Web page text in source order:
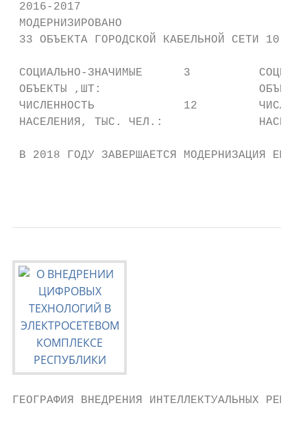
2016-2017
МОДЕРНИЗИРОВАНО
33 ОБЪЕКТА ГОРОДСКОЙ КАБЕЛЬНОЙ СЕТИ 10 КВ
СОЦИАЛЬНО-ЗНАЧИМЫЕ      3
ОБЪЕКТЫ ,ШТ:
ЧИСЛЕННОСТЬ             12
НАСЕЛЕНИЯ, ТЫС. ЧЕЛ.:
В 2018 ГОДУ ЗАВЕРШАЕТСЯ МОДЕРНИЗАЦИЯ ЕЩЁ
ГЕОГРАФИЯ ВНЕДРЕНИЯ ИНТЕЛЛЕКТУАЛЬНЫХ